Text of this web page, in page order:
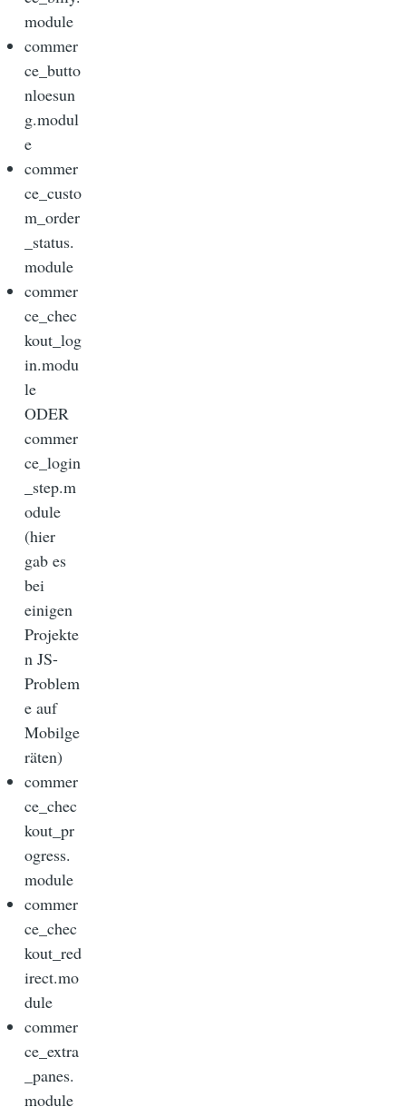
module
commer
ce_butto
nloesun
g.modul
e
commer
ce_custo
m_order
_status.
module
commer
ce_chec
kout_log
in.modu
le
ODER
commer
ce_login
_step.m
odule
(hier
gab es
bei
einigen
Projekte
n JS-
Problem
e auf
Mobilge
räten)
commer
ce_chec
kout_pr
ogress.
module
commer
ce_chec
kout_red
irect.mo
dule
commer
ce_extra
_panes.
module